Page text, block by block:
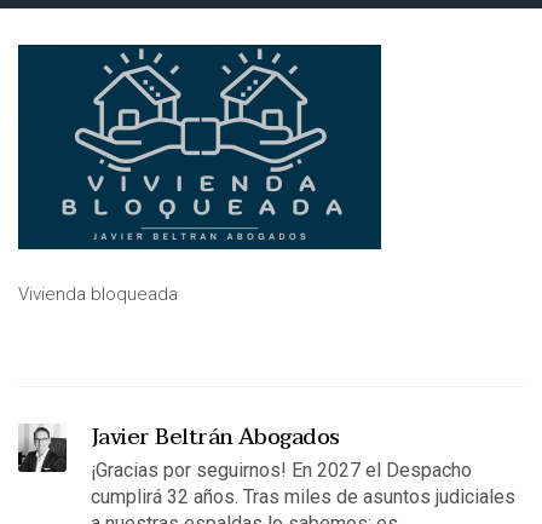
Vivienda bloqueada
Javier Beltrán Abogados
¡Gracias por seguirnos! En 2027 el Despacho
cumplirá 32 años. Tras miles de asuntos judiciales